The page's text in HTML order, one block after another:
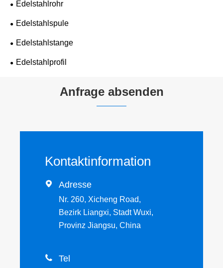
Edelstahlrohr
Edelstahlspule
Edelstahlstange
Edelstahlprofil
Anfrage absenden
Kontaktinformation
 Adresse
Nr. 260, Xicheng Road,
Bezirk Liangxi, Stadt Wuxi,
Provinz Jiangsu, China
 Tel